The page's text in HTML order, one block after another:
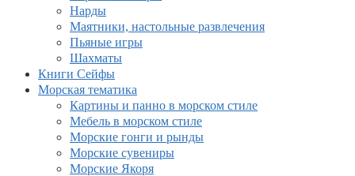
Нарды
Маятники, настольные развлечения
Пьяные игры
Шахматы
Книги Сейфы
Морская тематика
Картины и панно в морском стиле
Мебель в морском стиле
Морские гонги и рынды
Морские сувениры
Морские Якоря